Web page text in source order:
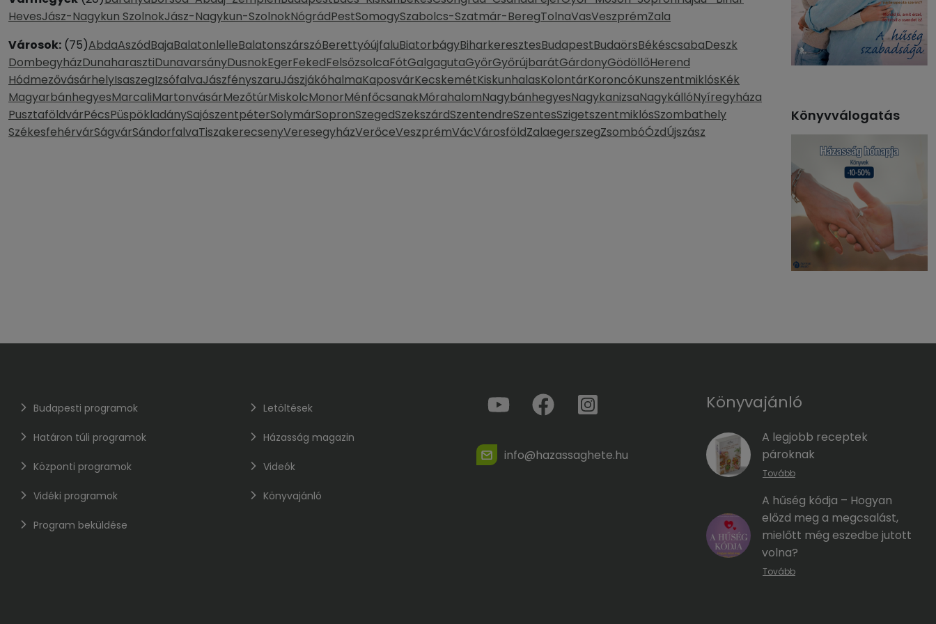
HevesJász-Nagykun SzolnokJász-Nagykun-SzolnokNógrádPestSomogySzabolcs-Szatmár-BeregTolnaVasVeszprémZala
Városok: (75)AbdaAszódBajaBalatonlelleBalatonszárszóBerettyóújfaluBiatorbágyBiharkeresztesBudapestBudaörsBékéscsabaDeszk
DombegyházDunaharasztiDunavarsányDusnokEgerFekedFelsőzsolcaFótGalgagutaGyőrGyőrújbarátGárdonyGödöllőHerend
HódmezővásárhelyIsaszegIzsófalvaJászfényszaruJászjákóhalmaKaposvárKecskemétKiskunhalasKolontárKoroncóKunszentmiklósKék
MagyarbánhegyesMarcaliMartonvásárMezőtúrMiskolcMonorMénfőcsanakMórahalomNagybánhegyesNagykanizsaNagykállóNyíregyháza
PusztaföldvárPécsPüspökladánySajószentpéterSolymárSopronSzegedSzekszárdSzentendreSzentesSzigetszentmiklósSzombathely
SzékesfehérvárSágvárSándorfalvaTiszakerecsenyVeresegyházVerőceVeszprémVácVárosföldZalaegerszegZsombóÓzdÚjszász
Könyvválogatás
Budapesti programok
Határon túli programok
Központi programok
Vidéki programok
Program beküldése
Letöltések
Házasság magazin
Videók
Könyvajánló
info@hazassaghete.hu
Könyvajánló
A legjobb receptek
pároknak
Tovább
A hűség kódja – Hogyan
előzd meg a megcsalást,
mielőtt még eszedbe jutott
volna?
Tovább